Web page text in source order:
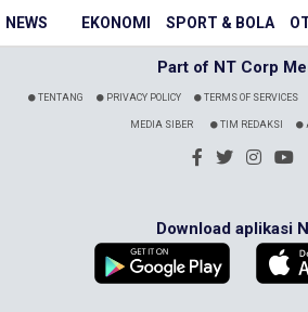
NEWS EKONOMI SPORT & BOLA
Part of NT Corp
TENTANG PRIVACY POLICY TERMS OF SERVICES
MEDIA SIBER TIM REDAKSI
Download aplikasi